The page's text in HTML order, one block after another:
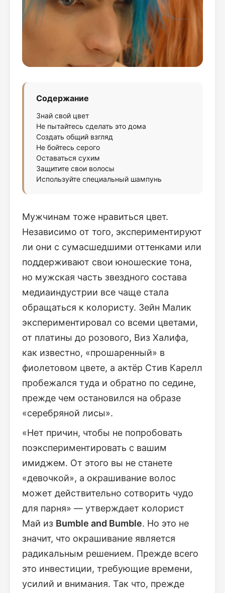
Содержание
Знай свой цвет
Не пытайтесь сделать это дома
Создать общий взгляд
Не бойтесь серого
Оставаться сухим
Защитите свои волосы
Используйте специальный шампунь
Мужчинам тоже нравиться цвет.
Независимо от того, экспериментируют
ли они с сумасшедшими оттенками или
поддерживают свои юношеские тона,
но мужская часть звездного состава
медиаиндустрии все чаще стала
обращаться к колористу. Зейн Малик
экспериментировал со всеми цветами,
от платины до розового, Виз Халифа,
как известно, «прошаренный» в
фиолетовом цвете, а актёр Стив Карелл
пробежался туда и обратно по седине,
прежде чем остановился на образе
«серебряной лисы».
«Нет причин, чтобы не попробовать
поэкспериментировать с вашим
имиджем. От этого вы не станете
«девочкой», а окрашивание волос
может действительно сотворить чудо
для парня» — утверждает колорист
Май из Bumble and Bumble. Но это не
значит, что окрашивание является
радикальным решением. Прежде всего
это инвестиции, требующие времени,
усилий и внимания. Так что, прежде